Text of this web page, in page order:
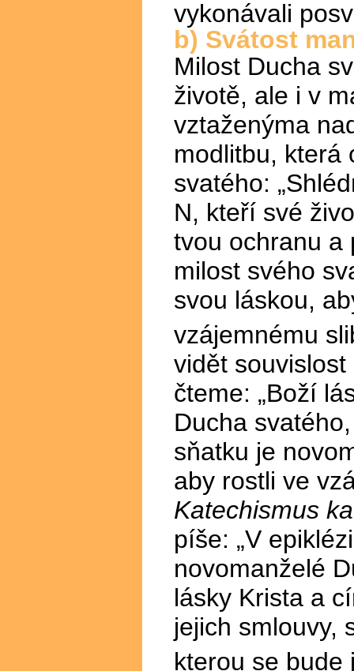
vykonávali
b) Svátost
Milost Ducha
životě, ale i v
vztaženýma
modlitbu, která
svatého:
N, kteří své
tvou ochranu a
milost svého
svou láskou,
vzájemnému
vidět
čteme: „Boží
Ducha
sňatku je
aby rostli ve
Katechismus
píše: „V
novomanželé
lásky Krista a
jejich smlouvy,
kterou se bude